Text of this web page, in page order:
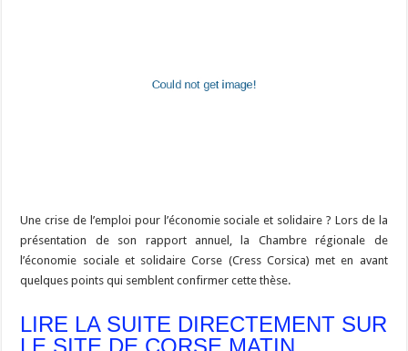
Une crise de l’emploi pour l’économie sociale et solidaire ? Lors de la
présentation de son rapport annuel, la Chambre régionale de
l’économie sociale et solidaire Corse (Cress Corsica) met en avant
quelques points qui semblent confirmer cette thèse.
LIRE LA SUITE DIRECTEMENT SUR
LE SITE DE CORSE MATIN